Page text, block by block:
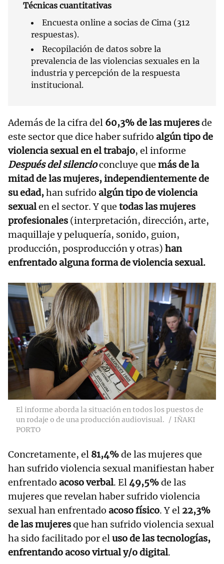
Técnicas cuantitativas
Encuesta online a socias de Cima (312
respuestas).
Recopilación de datos sobre la
prevalencia de las violencias sexuales en la
industria y percepción de la respuesta
institucional.
Además de la cifra del 60,3% de las mujeresde
este sector que dice haber sufrido algún tipo de
violencia sexual en el trabajo, el informe
Después del silencioconcluye que más de la
mitad de las mujeres, independientemente de
su edad,han sufrido algún tipo de violencia
sexualen el sector. Y que todas las mujeres
profesionales (interpretación, dirección, arte,
maquillaje y peluquería, sonido, guion,
producción, posproducción y otras) han
enfrentado alguna forma de violencia sexual.
El informe aborda la situación en todos los puestos de
un rodaje o de una producción audiovisual.
IÑAKI
PORTO
Concretamente, el 81,4%de las mujeres que
han sufrido violencia sexual manifiestan haber
enfrentado acoso verbal. El49,5%de las
mujeres que revelan haber sufrido violencia
sexual han enfrentado acoso físico. Y el 22,3%
de las mujeresque han sufrido violencia sexual
ha sido facilitado por eluso de las tecnologías,
enfrentando acoso virtual y/o digital.